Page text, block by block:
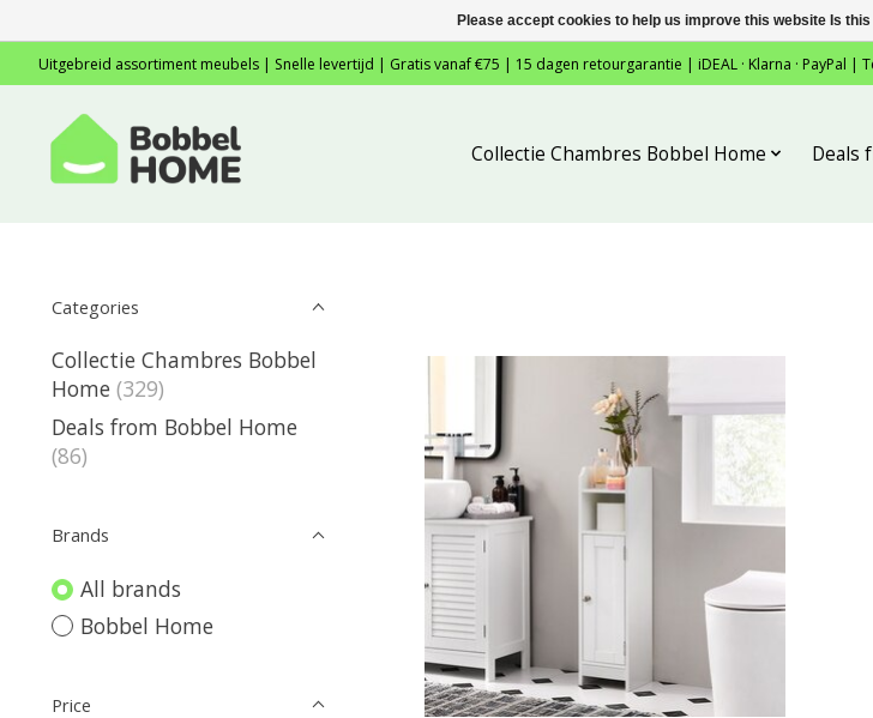
Uitgebreid assortiment meubels | Snelle levertijd | Gratis vanaf €75 | 15 dagen retourgarantie | iDEAL · Klarna · PayPal |
Collectie Chambres Bobbel Home Deals
Categories
Collectie Chambres Bobbel
Home (329)
Deals from Bobbel Home
(86)
Brands
All brands
Bobbel Home
Price
Please accept cookies to help us improve this website Is this